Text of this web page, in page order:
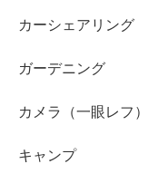
カーシェアリング
ガーデニング
カメラ（一眼レフ）
キャンプ